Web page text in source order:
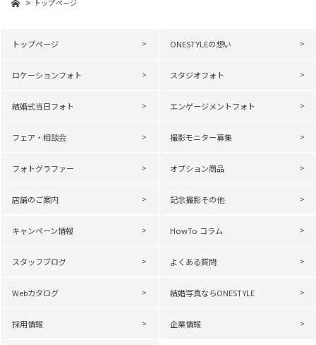
トップページ
トップページ ONESTYLEの想い
ロケーションフォト スタジオフォト
結婚式当日フォト エンゲージメントフォト
フェア・相談会 撮影モニター募集
フォトグラファー オプション商品
店舗のご案内 記念撮影その他
キャンペーン情報 HowTo コラム
スタッフブログ よくある質問
Webカタログ 結婚写真ならONESTYLE
採用情報 企業情報